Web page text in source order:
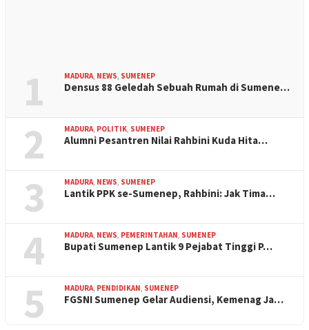
1 MADURA, NEWS, SUMENEP
Densus 88 Geledah Sebuah Rumah di Sumene…
2 MADURA, POLITIK, SUMENEP
Alumni Pesantren Nilai Rahbini Kuda Hita…
3 MADURA, NEWS, SUMENEP
Lantik PPK se-Sumenep, Rahbini: Jak Tima…
4 MADURA, NEWS, PEMERINTAHAN, SUMENEP
Bupati Sumenep Lantik 9 Pejabat Tinggi P…
5 MADURA, PENDIDIKAN, SUMENEP
FGSNI Sumenep Gelar Audiensi, Kemenag Ja…